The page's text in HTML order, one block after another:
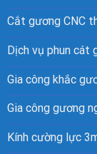
Cắt gương CNC
Dịch vụ phun cát
Gia công khắc
Gia công gương
Kính cường lực